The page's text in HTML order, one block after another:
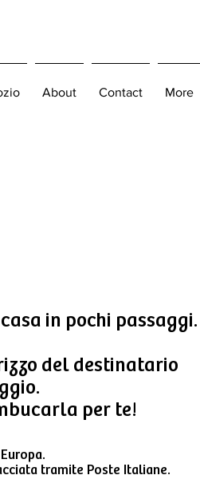
About Contact More
in pochi passaggi.
del destinatario
per te!
tramite Poste Italiane.